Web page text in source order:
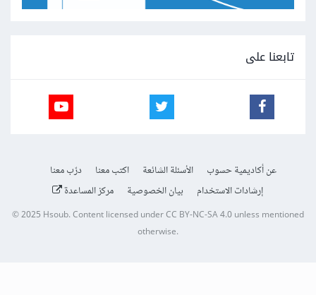
تابعنا على
عن أكاديمية حسوب الأسئلة الشائعة اكتب معنا
درّب معنا
إرشادات الاستخدام
بيان الخصوصية مركز المساعدة
© 2025 Hsoub.Content licensed underCC BY-NC-SA 4.0unless mentioned
otherwise.